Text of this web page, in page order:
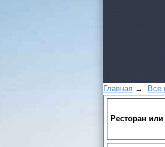
Главная → Все
Ресторан